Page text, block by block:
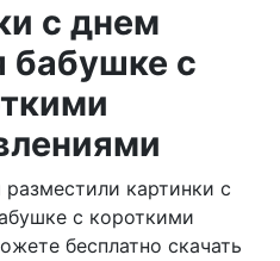
с днем
бабушке с
картинки с
с короткими
бесплатно скачать